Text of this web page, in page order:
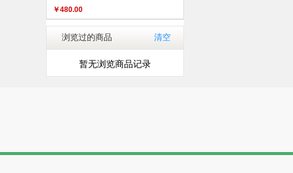
￥480.00
浏览过的商品 清空
暂无浏览商品记录